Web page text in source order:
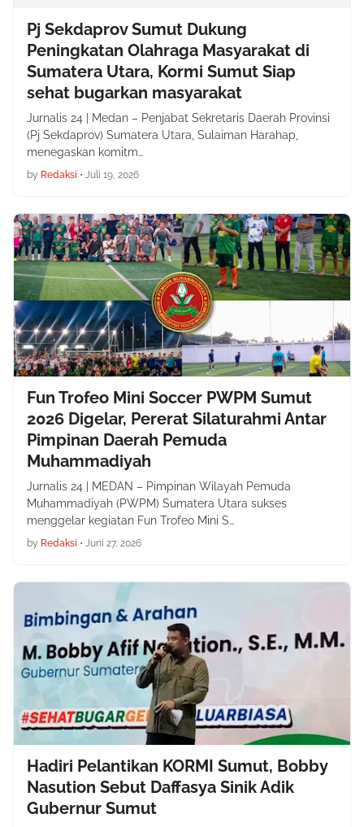
Pj Sekdaprov Sumut Dukung
Peningkatan Olahraga Masyarakat di
Sumatera Utara, Kormi Sumut Siap
sehat bugarkan masyarakat
Jurnalis 24 | Medan – Penjabat Sekretaris Daerah Provinsi
(Pj Sekdaprov) Sumatera Utara, Sulaiman Harahap,
menegaskan komitm…
by Redaksi • Juli 19, 2026
Fun Trofeo Mini Soccer PWPM Sumut
2026 Digelar, Pererat Silaturahmi Antar
Pimpinan Daerah Pemuda
Muhammadiyah
Jurnalis 24 | MEDAN – Pimpinan Wilayah Pemuda
Muhammadiyah (PWPM) Sumatera Utara sukses
menggelar kegiatan Fun Trofeo Mini S…
by Redaksi • Juni 27, 2026
Hadiri Pelantikan KORMI Sumut, Bobby
Nasution Sebut Daffasya Sinik Adik
Gubernur Sumut